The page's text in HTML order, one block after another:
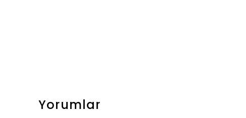
Yorumlar